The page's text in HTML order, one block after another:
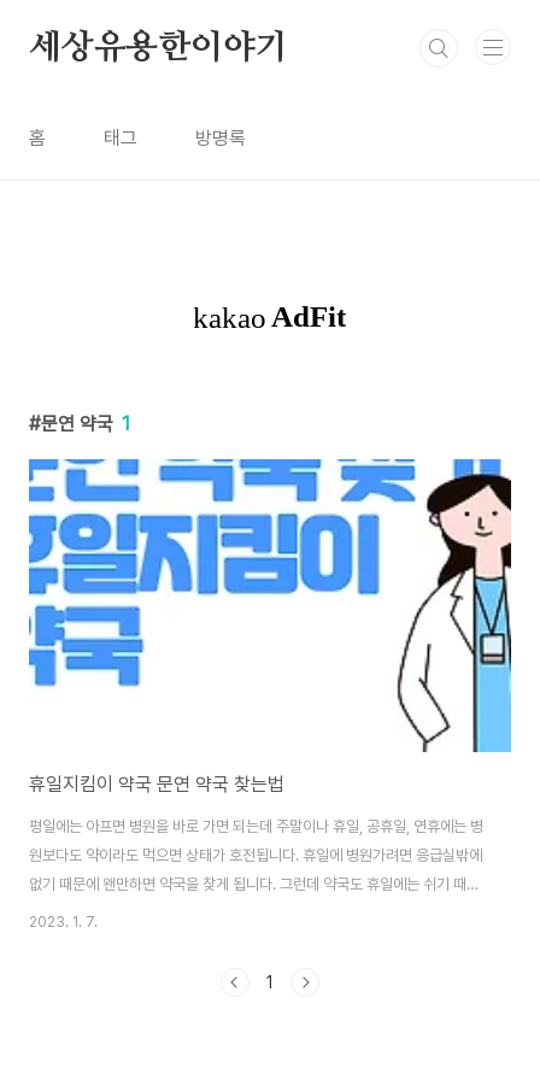
세상유용한이야기
홈 태그 방명록
문연 약국 1
휴일지킴이 약국 문연 약국 찾는법
평일에는 아프면 병원을 바로 가면 되는데 주말이나 휴일, 공휴일, 연휴에는 병
원보다도 약이라도 먹으면 상태가 호전됩니다. 휴일에 병원가려면 응급실밖에
없기 때문에 왠만하면 약국을 찾게 됩니다. 그런데 약국도 휴일에는 쉬기 때문
에, 문 연 약국을 찾기가 어렵습니다. 그래서 휴일지킴이 약국이라 불리는 휴일
국이라는 사이트가 있는데, 이 사이트에서 문 연 약국을 찾을 수 있습니다. 대한
2023. 1. 7.
1